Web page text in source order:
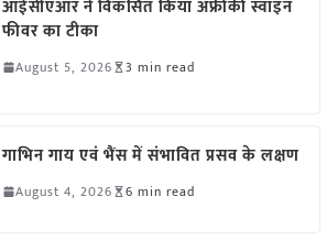
आईसीएआर ने विकसित किया अफ्रीकी स्वाइन
फीवर का टीका
August 5, 2026 3 min read
गाभिन गाय एवं भैंस में संभावित प्रसव के लक्षण
August 4, 2026 6 min read